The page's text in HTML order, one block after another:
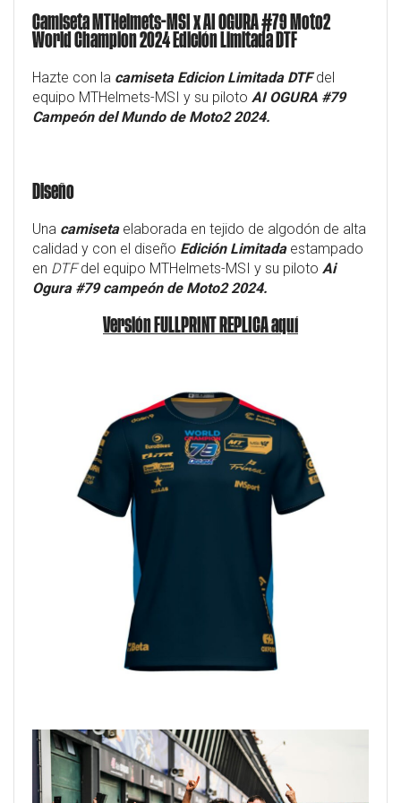
Camiseta MTHelmets-MSI x AI OGURA #79 Moto2
World Champion 2024 Edición Limitada DTF
Hazte con la camiseta Edicion Limitada DTFdel
equipo MTHelmets-MSI y su piloto AI OGURA #79
Campeón del Mundo de Moto2 2024.
Diseño
Una camiseta elaborada en tejido de algodón de alta
calidad y con el diseño Edición Limitadaestampado
en DTFdel equipo MTHelmets-MSI y su piloto Ai
Ogura #79 campeón de Moto2 2024.
Versión FULLPRINT REPLICA aquí